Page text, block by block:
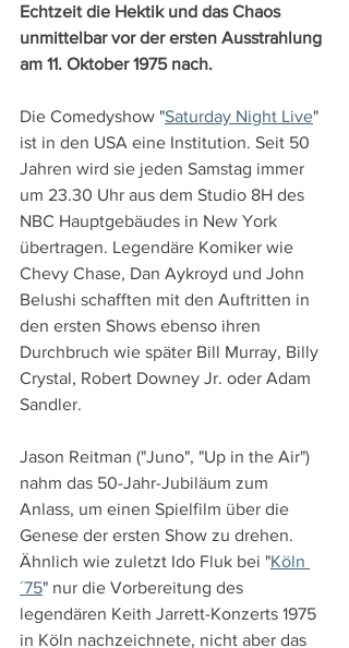
Echtzeit die Hektik und das Chaos
unmittelbar vor der ersten Ausstrahlung
am 11. Oktober 1975 nach.
Die Comedyshow "Saturday Night Live"
ist in den USA eine Institution. Seit 50
Jahren wird sie jeden Samstag immer
um 23.30 Uhr aus dem Studio 8H des
NBC Hauptgebäudes in New York
übertragen. Legendäre Komiker wie
Chevy Chase, Dan Aykroyd und John
Belushi schafften mit den Auftritten in
den ersten Shows ebenso ihren
Durchbruch wie später Bill Murray, Billy
Crystal, Robert Downey Jr. oder Adam
Sandler.
Jason Reitman ("Juno", "Up in the Air")
nahm das 50-Jahr-Jubiläum zum
Anlass, um einen Spielfilm über die
Genese der ersten Show zu drehen.
Ähnlich wie zuletzt Ido Fluk bei "Köln
´75" nur die Vorbereitung des
legendären Keith Jarrett-Konzerts 1975
in Köln nachzeichnete, nicht aber das